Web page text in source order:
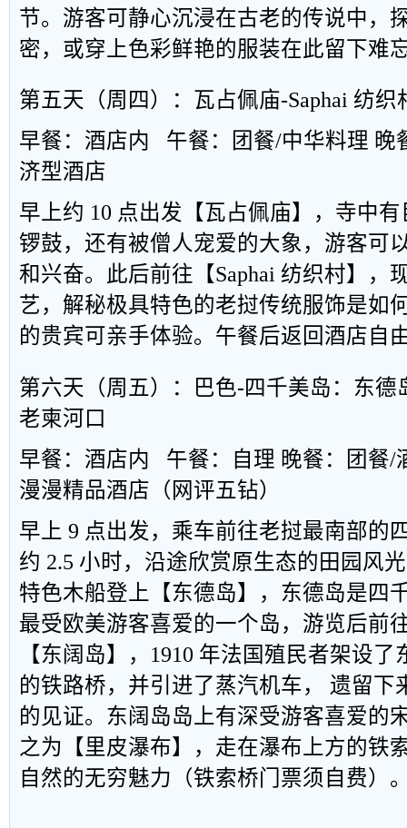
节。游客可静心沉浸在古老的传说中，
密，或穿上色彩鲜艳的服装在此留下难
第五天（周四）：瓦占佩庙-Saphai 纺织
早餐：酒店内
午餐：团餐/中华料理 晚
济型酒店
早上约 10 点出发【瓦占佩庙】，寺中
锣鼓，还有被僧人宠爱的大象，游客可
和兴奋。此后前往【Saphai 纺织村】，
艺，解秘极具特色的老挝传统服饰是如
的贵宾可亲手体验。午餐后返回酒店自
第六天（周五）：巴色-四千美岛：东德
老柬河口
早餐：酒店内
午餐：自理 晚餐：团餐/
漫漫精品酒店（网评五钻）
早上 9 点出发，乘车前往老挝最南部的
约 2.5 小时，沿途欣赏原生态的田园风
特色木船登上【东德岛】，东德岛是四
最受欧美游客喜爱的一个岛，游览后前
【东阔岛】， 1910 年法国殖民者架设了
的铁路桥，并引进了蒸汽机车， 遗留下
的见证。东阔岛岛上有深受游客喜爱的
之为【里皮瀑布】，走在瀑布上方的铁
自然的无穷魅力（铁索桥门票须自费）